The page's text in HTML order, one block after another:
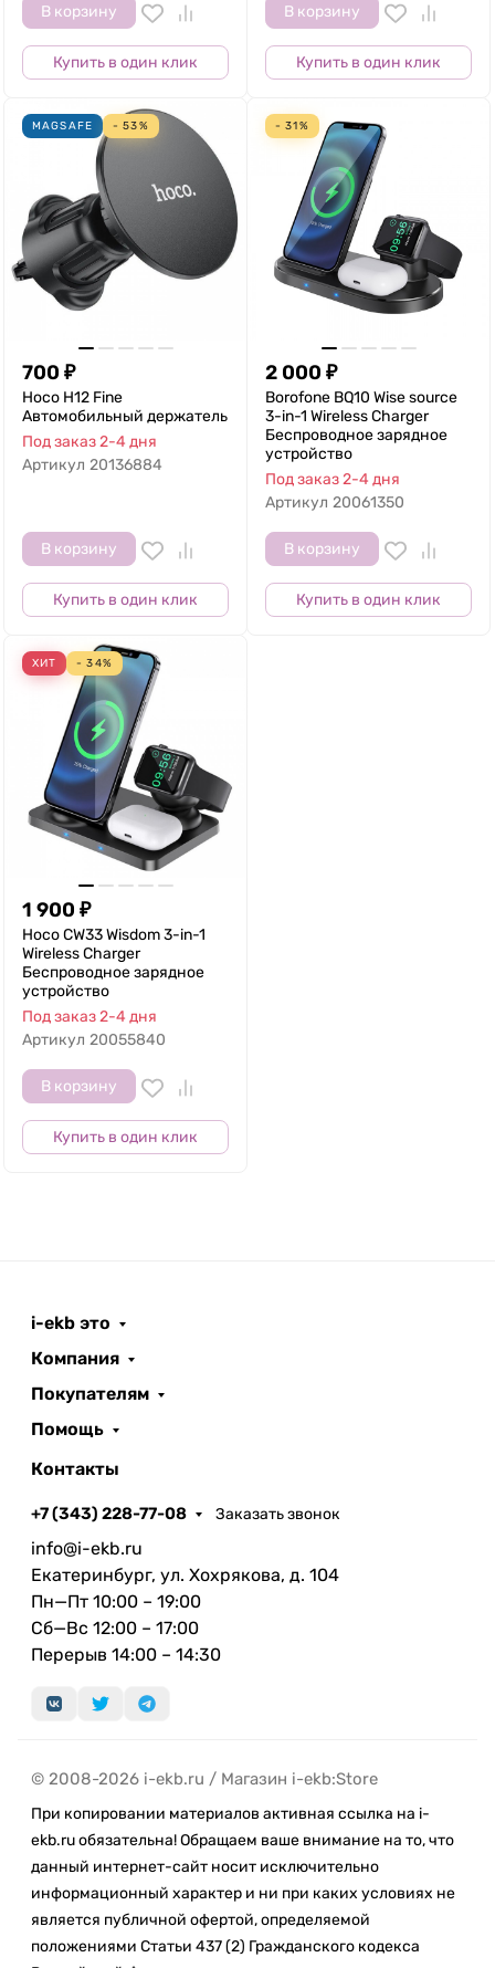
В корзину
Купить в один клик
В корзину
Купить в один клик
MAGSAFE - 53%
700 ₽
Hoco H12 Fine
Автомобильный держатель
Под заказ 2-4 дня
Артикул 20136884
В корзину
Купить в один клик
- 31%
2 000 ₽
Borofone BQ10 Wise source
3-in-1 Wireless Charger
Беспроводное зарядное
устройство
Под заказ 2-4 дня
Артикул 20061350
В корзину
Купить в один клик
ХИТ - 34%
1 900 ₽
Hoco CW33 Wisdom 3-in-1
Wireless Charger
Беспроводное зарядное
устройство
Под заказ 2-4 дня
Артикул 20055840
В корзину
Купить в один клик
i-ekb это
Компания
Покупателям
Помощь
Контакты
+7 (343) 228-77-08 Заказать звонок
info@i-ekb.ru
Екатеринбург, ул. Хохрякова, д. 104
Пн—Пт 10:00 – 19:00
Сб—Вс 12:00 – 17:00
Перерыв 14:00 – 14:30
© 2008-2026 i-ekb.ru / Магазин i-ekb:Store
При копировании материалов активная ссылка на i-
ekb.ru обязательна! Обращаем ваше внимание на то, что
данный интернет-сайт носит исключительно
информационный характер и ни при каких условиях не
является публичной офертой, определяемой
положениями Статьи 437 (2) Гражданского кодекса